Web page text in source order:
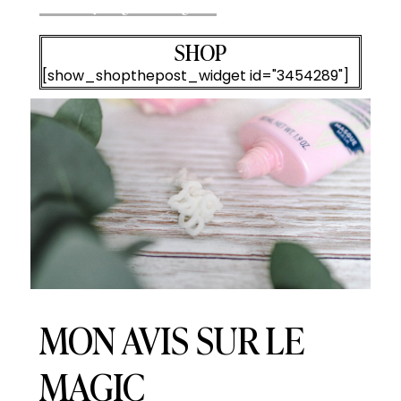
SHOP
[show_shopthepost_widget id="3454289"]
MON AVIS SUR LE
MAGIC